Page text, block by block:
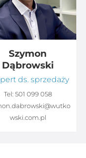
Szymon
Dąbrowski
ds. sprzedaży
Tel: 501 099 058
wski.com.pl